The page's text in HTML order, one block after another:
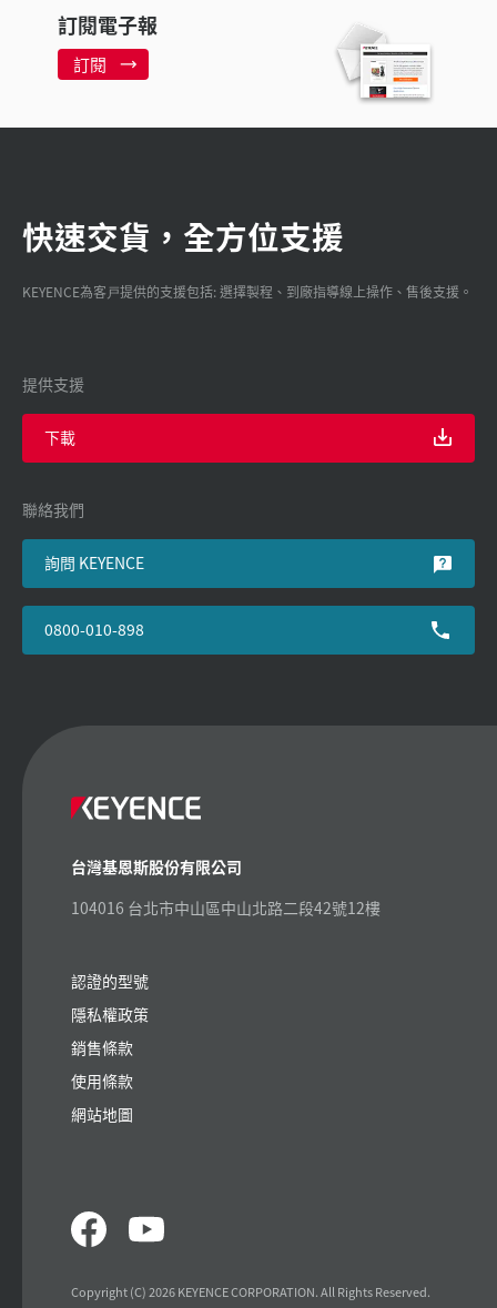
訂閱電子報
訂閱
快速交貨，全方位支援
KEYENCE為客戸提供的支援包括: 選擇製程、到廠指導線上操作、售後支援。
提供支援
下載
聯絡我們
詢問 KEYENCE
0800-010-898
台灣基恩斯股份有限公司
104016 台北市中山區中山北路二段42號12樓
認證的型號
隱私權政策
銷售條款
使用條款
網站地圖
Copyright (C) 2026 KEYENCE CORPORATION. All Rights Reserved.